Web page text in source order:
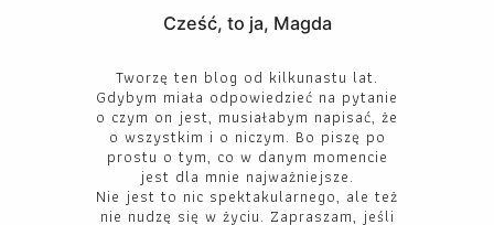
Cześć, to ja, Magda
Tworzę ten blog od kilkunastu lat.
Gdybym miała odpowiedzieć na pytanie
o czym on jest, musiałabym napisać, że
o wszystkim i o niczym. Bo piszę po
prostu o tym, co w danym momencie
jest dla mnie najważniejsze.
Nie jest to nic spektakularnego, ale też
nie nudzę się w życiu. Zapraszam, jeśli